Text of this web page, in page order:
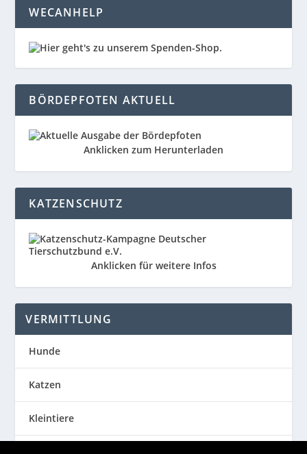
WECANHELP
BÖRDEPFOTEN AKTUELL
Anklicken zum Herunterladen
KATZENSCHUTZ
Anklicken für weitere Infos
VERMITTLUNG
Hunde
Katzen
Kleintiere